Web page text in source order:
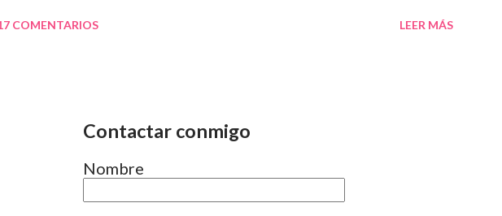
i sóc conscient que no aporto res nou, si més no, el meu punt
deduir. Fa uns mesos ja vai escriure respecte la
i laboral i tampoc és la meva intenció repetir-me.
COMENTARIOS LEER MÁS
Contactar conmigo
Nombre